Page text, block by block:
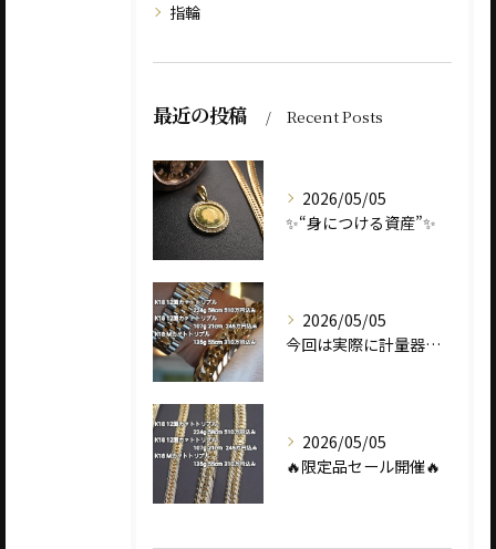
指輪
最近の投稿 Recent Posts
2026/05/05
✨“身につける資産”✨
2026/05/05
今回は実際に計量器に載せて、
2026/05/05
🔥限定品セール開催🔥